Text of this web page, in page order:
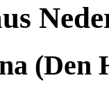
(Den